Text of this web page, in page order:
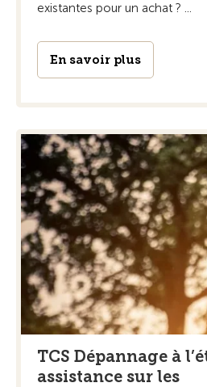
existantes pour un achat ? ...
En savoir plus
TCS Dépannage à
assistance sur les